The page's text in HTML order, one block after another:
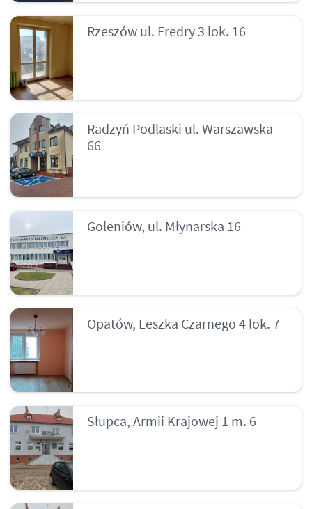
Rzeszów ul. Fredry 3 lok. 16
Radzyń Podlaski ul. Warszawska
66
Goleniów, ul. Młynarska 16
Opatów, Leszka Czarnego 4 lok. 7
Słupca, Armii Krajowej 1 m. 6